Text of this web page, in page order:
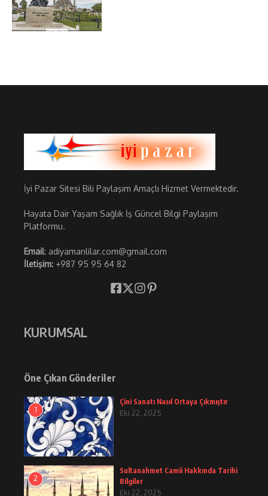
İyi Pazar Sitesi Bili Paylaşım Amaçlı Hizmet Vermektedir.
Hayata Dair Yaşam Sağlık İş Güncel Bilgi Paylaşım
Platformu.
Email: adiyamanlilar.com@gmail.com
İletişim: +987 95 95 64 82
KURUMSAL
Öne Çıkan Gönderiler
1
Çini Sanatı Nasıl Ortaya Çıkmıştır
Eki 22, 2025
2
Sultanahmet Camii Hakkında Tarihi
Bilgiler
Eki 22, 2025